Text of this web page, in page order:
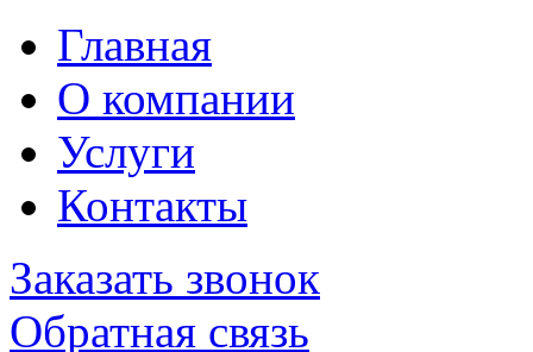
Главная
О компании
Услуги
Контакты
Заказать звонок
Обратная связь